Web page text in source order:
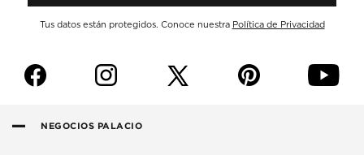
Tus datos están protegidos. Conoce nuestra Política de Privacidad
f i p y
NEGOCIOS PALACIO